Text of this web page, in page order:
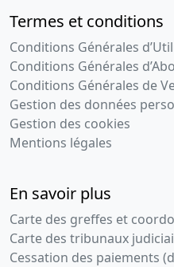
Termes et conditions
Conditions Générales
Conditions Générales
Conditions Générales de
Gestion des données
Gestion des cookies
Mentions légales
En savoir plus
Carte des greffes et
Carte des tribunaux
Cessation des paiements